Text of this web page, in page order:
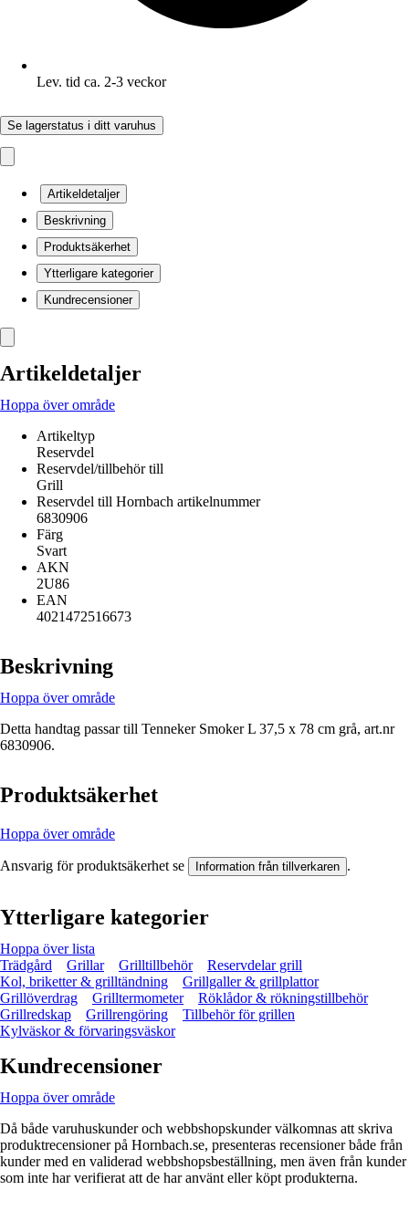
Lev. tid ca. 2-3 veckor
Se lagerstatus i ditt varuhus
Artikeldetaljer
Beskrivning
Produktsäkerhet
Ytterligare kategorier
Kundrecensioner
Artikeldetaljer
Hoppa över område
Artikeltyp
Reservdel
Reservdel/tillbehör till
Grill
Reservdel till Hornbach artikelnummer
6830906
Färg
Svart
AKN
2U86
EAN
4021472516673
Beskrivning
Hoppa över område
Detta handtag passar till Tenneker Smoker L 37,5 x 78 cm grå, art.nr
6830906.
Produktsäkerhet
Hoppa över område
Ansvarig för produktsäkerhet se Information från tillverkaren .
Ytterligare kategorier
Hoppa över lista
Trädgård
Grillar Grilltillbehör
Reservdelar grill
Kol, briketter & grilltändning
Grillgaller & grillplattor
Grillöverdrag
Grilltermometer
Röklådor & rökningstillbehör
Grillredskap
Grillrengöring
Tillbehör för grillen
Kylväskor & förvaringsväskor
Kundrecensioner
Hoppa över område
Då både varuhuskunder och webbshopskunder välkomnas att skriva
produktrecensioner på Hornbach.se, presenteras recensioner både från
kunder med en validerad webbshopsbeställning, men även från kunder
som inte har verifierat att de har använt eller köpt produkterna.